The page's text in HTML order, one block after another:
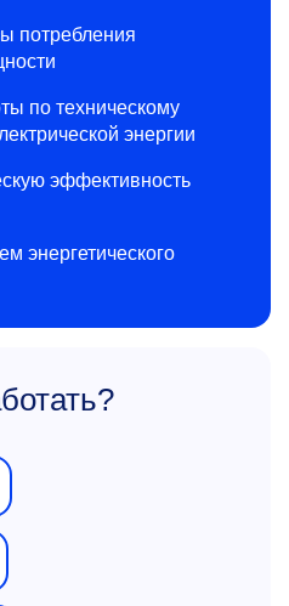
потребления
по техническому
энергии
эффективность
энергетического